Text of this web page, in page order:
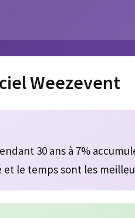
Weezevent
30 ans à 7%
et le temps sont les